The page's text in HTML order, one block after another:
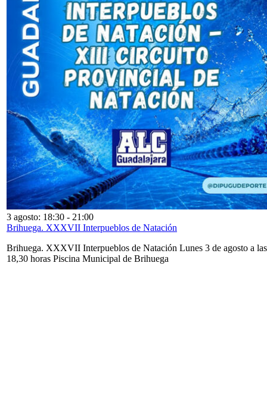
3 agosto: 18:30 - 21:00
Brihuega. XXXVII Interpueblos de Natación
Brihuega. XXXVII Interpueblos de Natación Lunes 3 de agosto a las
18,30 horas Piscina Municipal de Brihuega